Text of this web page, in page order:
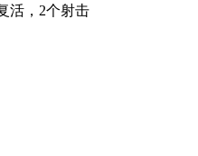
活，2个射击